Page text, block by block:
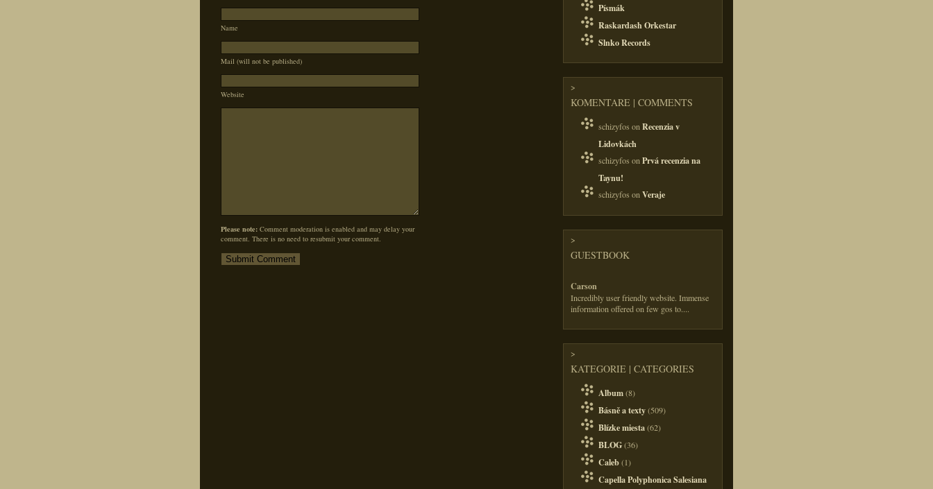
Name
Mail (will not be published)
Website
Please note: Comment moderation is enabled and may delay your
comment. There is no need to resubmit your comment.
Písmák
Raskardash Orkestar
Slnko Records
>
KOMENTARE | COMMENTS
schizyfos onRecenzia v
Lidovkách
schizyfos onPrvá recenzia na
Taynu!
schizyfos onVeraje
>
GUESTBOOK
Carson
Incredibly user friendly website. Immense
information offered on few gos to....
>
KATEGORIE | CATEGORIES
Album(8)
Básně a texty(509)
Blízke miesta(62)
BLOG(36)
Caleb(1)
Capella Polyphonica Salesiana